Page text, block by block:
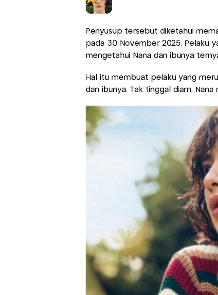
Penyusup tersebut diketahui
pada 30 November 2025. Pelaku
mengetahui Nana dan ibunya
Hal itu membuat pelaku yang
dan ibunya. Tak tinggal diam,